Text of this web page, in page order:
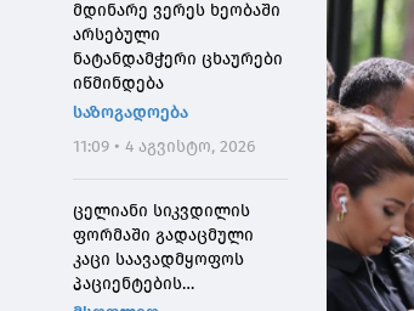
მდინარე ვერეს ხეობაში
არსებული
ნატანდამჭერი ცხაურები
იწმინდება
საზოგადოება
11:09 • 4 აგვისტო, 2026
ცელიანი სიკვდილის
ფორმაში გადაცმული
კაცი საავადმყოფოს
პაციენტების